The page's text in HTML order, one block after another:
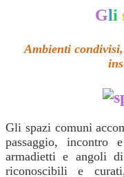
Gli
Ambienti
Gli spazi comuni
passaggio, incontro
armadietti e angoli
riconoscibili e